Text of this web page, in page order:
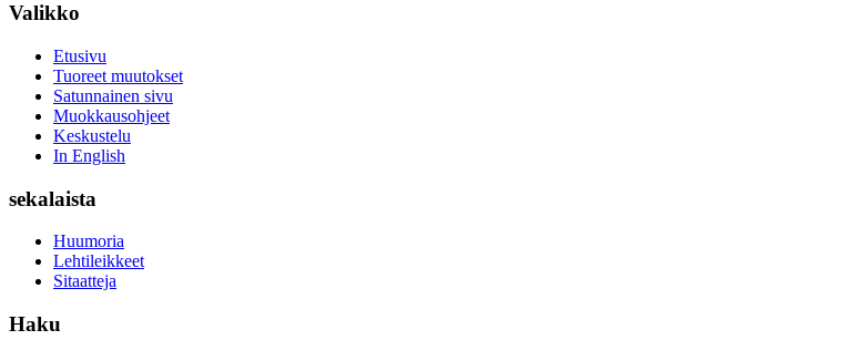
Valikko
Etusivu
Tuoreet muutokset
Satunnainen sivu
Muokkausohjeet
Keskustelu
In English
sekalaista
Huumoria
Lehtileikkeet
Sitaatteja
Haku